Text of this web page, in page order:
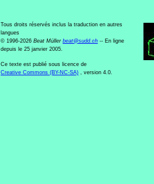
Tous droits réservés inclus la traduction en autres
langues
© 1996-2026 Beat Müller beat@sudd.ch -- En ligne
depuis le 25 janvier 2005.
Ce texte est publié sous licence de
Creative Commons (BY-NC-SA) , version 4.0.